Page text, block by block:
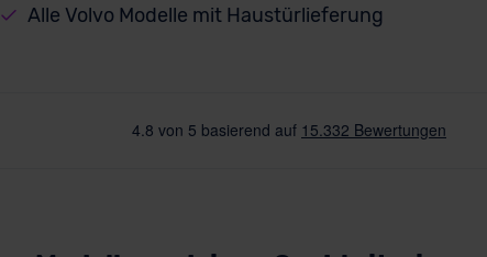
Alle Volvo Modelle mit Haustürlieferung